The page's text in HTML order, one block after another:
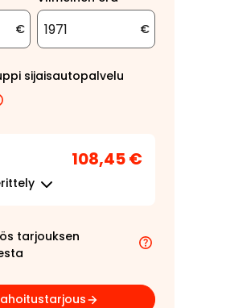
€
€
sijaisautopalvelu
108,45 €
tarjouksen